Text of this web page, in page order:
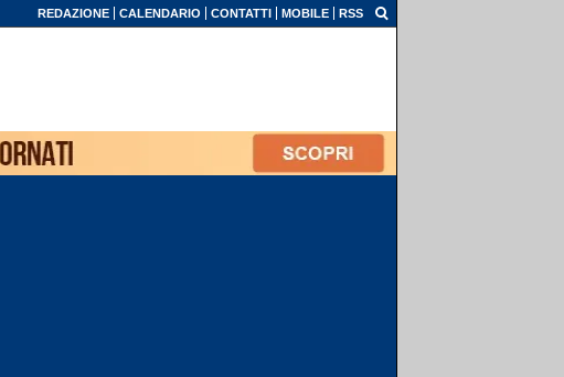
REDAZIONE CALENDARIO CONTATTI MOBILE RSS